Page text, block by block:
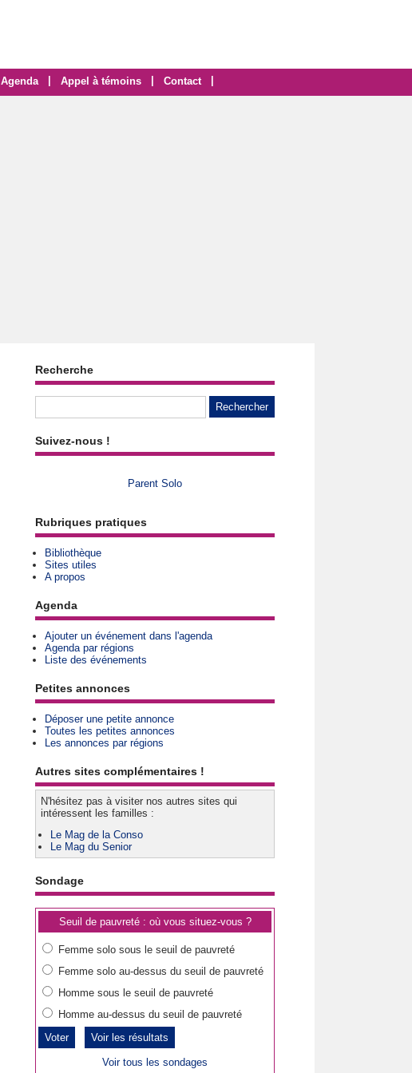
Agenda Appel à témoins Contact
Recherche
Suivez-nous !
Parent Solo
Rubriques pratiques
Bibliothèque
Sites utiles
A propos
Agenda
Ajouter un événement dans l'agenda
Agenda par régions
Liste des événements
Petites annonces
Déposer une petite annonce
Toutes les petites annonces
Les annonces par régions
Autres sites complémentaires !
N'hésitez pas à visiter nos autres sites qui
intéressent les familles :
Le Mag de la Conso
Le Mag du Senior
Sondage
Seuil de pauvreté : où vous situez-vous ?
Femme solo sous le seuil de pauvreté
Femme solo au-dessus du seuil de pauvreté
Homme sous le seuil de pauvreté
Homme au-dessus du seuil de pauvreté
Voir les résultats
Voir tous les sondages